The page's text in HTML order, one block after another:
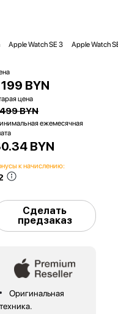
Apple Watch SE 3 Apple Watch
199 BYN
цена
BYN
ежемесячная
BYN
к начислению:
Сделать
предзаказ
Оригинальная
техника.